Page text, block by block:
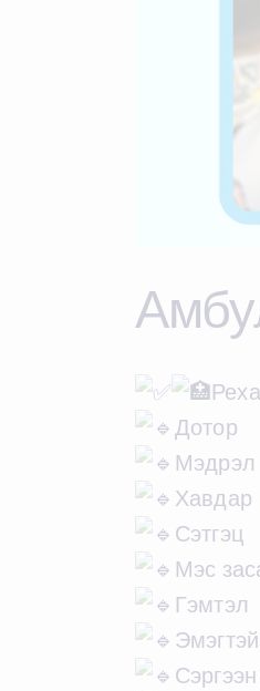
Дотор
Мэдрэл
Хавдар
Сэтгэц
Мэс
Гэмтэл